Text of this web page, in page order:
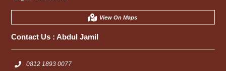
View On Maps
Contact Us :Abdul Jamil
0812 1893 0077